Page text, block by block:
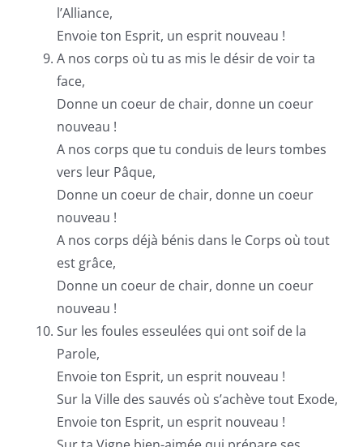
l’Alliance,
Envoie ton Esprit, un esprit nouveau !
A nos corps où tu as mis le désir de voir ta
face,
Donne un coeur de chair, donne un coeur
nouveau !
A nos corps que tu conduis de leurs tombes
vers leur Pâque,
Donne un coeur de chair, donne un coeur
nouveau !
A nos corps déjà bénis dans le Corps où tout
est grâce,
Donne un coeur de chair, donne un coeur
nouveau !
Sur les foules esseulées qui ont soif de la
Parole,
Envoie ton Esprit, un esprit nouveau !
Sur la Ville des sauvés où s’achève tout Exode,
Envoie ton Esprit, un esprit nouveau !